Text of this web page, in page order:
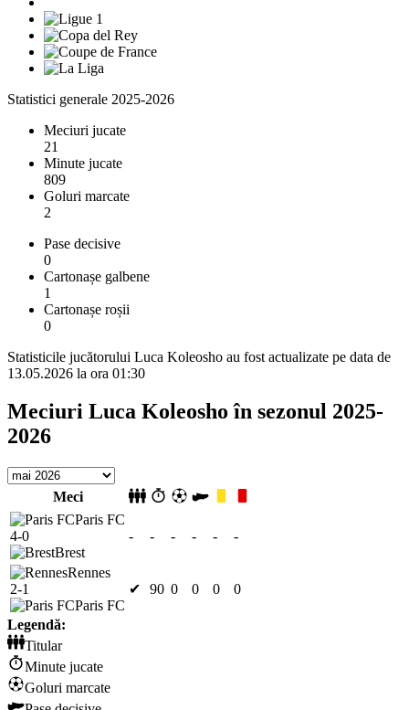
Statistici generale 2025-2026
Meciuri jucate
21
Minute jucate
809
Goluri marcate
2
Pase decisive
0
Cartonașe galbene
1
Cartonașe roșii
0
Statisticile jucătorului Luca Koleosho au fost actualizate pe data de
13.05.2026 la ora 01:30
Meciuri Luca Koleosho în sezonul 2025-
2026
Meci
Paris FC
4-0
Brest
- - - - - -
Rennes
2-1
Paris FC
✔ 90 0 0 0 0
Legendă:
Titular
Minute jucate
Goluri marcate